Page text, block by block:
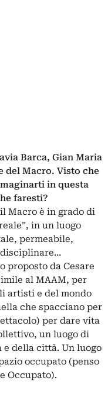
Barca, Gian Maria
del Macro. Visto che
in questa
faresti?
Macro è in grado di
in un luogo
permeabile,
proposto da Cesare
al MAAM, per
artisti e del mondo
che spacciano per
per dare vita
un luogo di
della città. Un luogo
occupato (penso
Occupato).